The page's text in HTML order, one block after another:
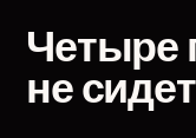
Четыре
не